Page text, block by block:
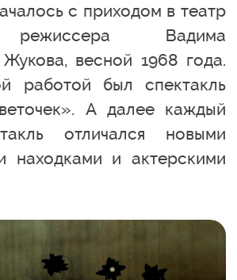
с приходом в театр
режиссера Вадима
весной 1968 года.
работой был спектакль
А далее каждый
отличался новыми
находками и актерскими